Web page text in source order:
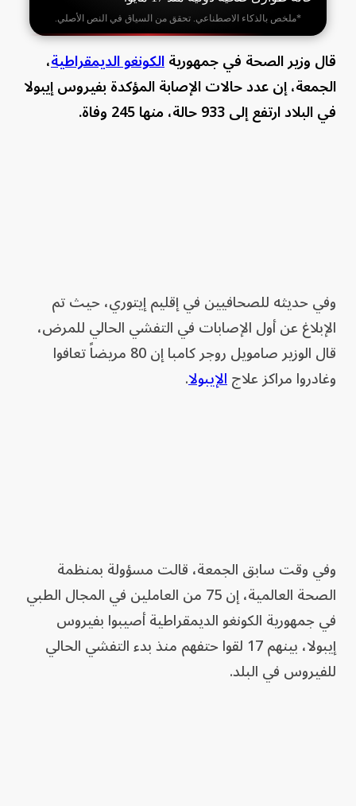
*ملخص بالذكاء الاصطناعي. تحقق من السياق في النص الأصلي.
قال وزير الصحة ‌في جمهوريةالكونغو الديمقراطية،
الجمعة، إن عدد حالات الإصابة المؤكدة بفيروس إيبولا
في البلاد ارتفع إلى 933 حالة، منها 245 وفاة.
وفي حديثه للصحافيين في ‌إقليم إيتوري، حيث تم
الإبلاغ عن أول الإصابات في التفشي ‌الحالي للمرض،
قال الوزير ‌صامويل روجر كامبا إن 80 مريضاً تعافوا
وغادروا مراكز علاجالإيبولا.
وفي وقت سابق الجمعة، قالت مسؤولة بمنظمة
الصحة العالمية، إن 75 من العاملين في المجال الطبي
في جمهورية الكونغو الديمقراطية أصيبوا بفيروس
إيبولا، بينهم ‌17 لقوا حتفهم منذ بدء التفشي الحالي
للفيروس في البلد.